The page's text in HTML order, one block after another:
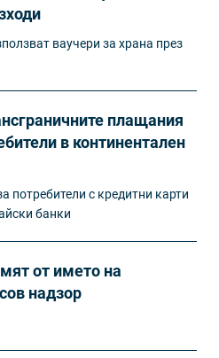
ваучери за храна през
плащания
в континентален
потребители с кредитни карти
банки
от името на
надзор